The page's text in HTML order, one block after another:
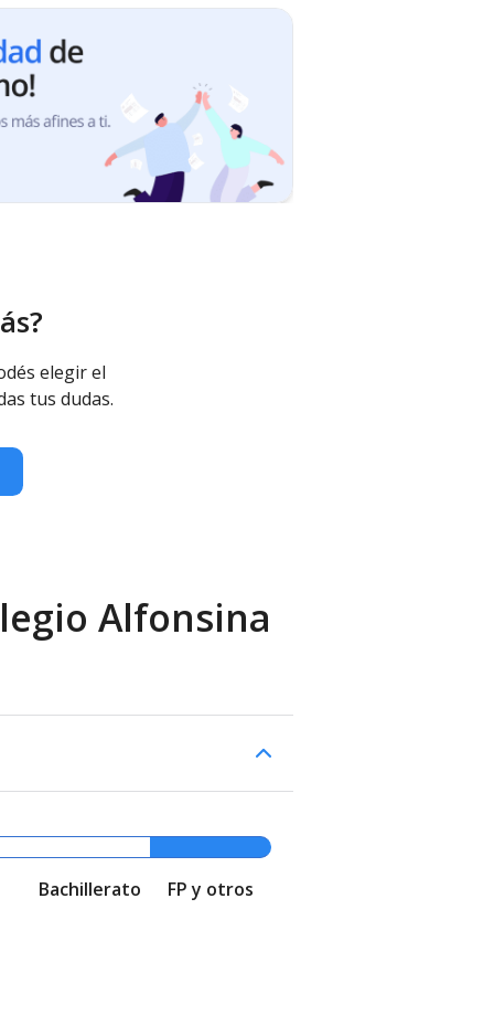
elegir el
tus dudas.
Alfonsina
Bachillerato FP y otros